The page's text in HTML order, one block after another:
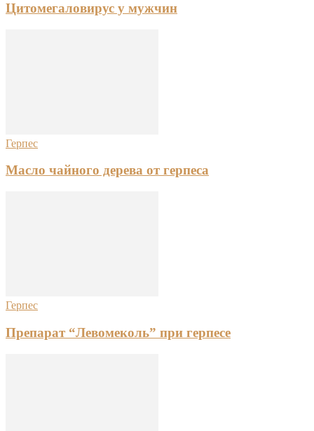
Цитомегаловирус у мужчин
Герпес
Масло чайного дерева от герпеса
Герпес
Препарат “Левомеколь” при герпесе